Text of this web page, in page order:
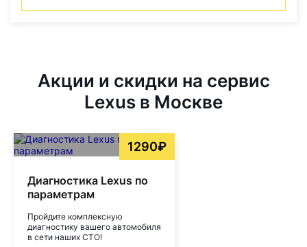
Акции и скидки на сервис
Lexus в Москве
1290₽
Диагностика Lexus по
параметрам
Пройдите комплексную
диагностику вашего автомобиля
в сети наших СТО!